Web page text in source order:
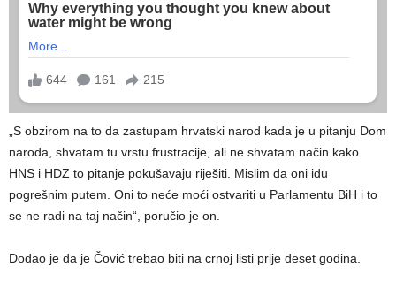
„S obzirom na to da zastupam hrvatski narod kada je u pitanju Dom
naroda, shvatam tu vrstu frustracije, ali ne shvatam način kako
HNS i HDZ to pitanje pokušavaju riješiti. Mislim da oni idu
pogrešnim putem. Oni to neće moći ostvariti u Parlamentu BiH i to
se ne radi na taj način“, poručio je on.
Dodao je da je Čović trebao biti na crnoj listi prije deset godina.